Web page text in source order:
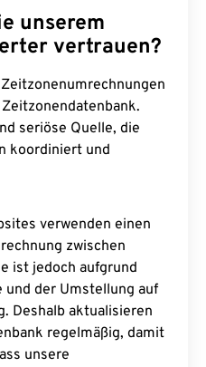
unserem
vertrauen?
Zeitzonendatenbank.
seriöse Quelle, die
koordiniert und
verwenden einen
zwischen
ist jedoch aufgrund
der Umstellung auf
Deshalb aktualisieren
regelmäßig, damit
unsere